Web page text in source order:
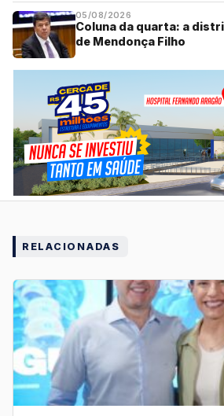
05/08/2026
Coluna da quarta: a
de Mendonça Filho
RELACIONADAS